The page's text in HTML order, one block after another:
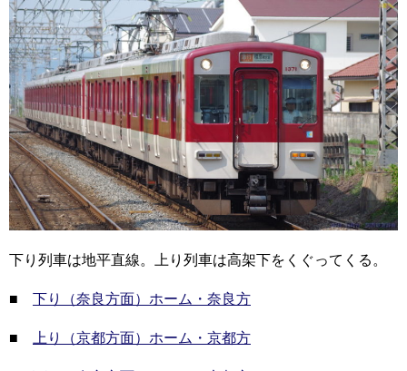
下り列車は地平直線。上り列車は高架下をくぐってくる。
■ 下り（奈良方面）ホーム・奈良方
■ 上り（京都方面）ホーム・京都方